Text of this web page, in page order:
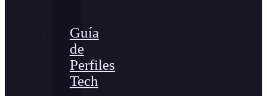
Guía
de
Perfiles
Tech